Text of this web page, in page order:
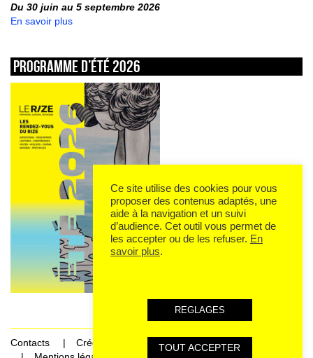
Du 30 juin au 5 septembre 2026
En savoir plus
Programme d’été 2026
Contacts
Crédits
Ce site utilise des cookies pour vous
proposer des contenus adaptés, une
aide à la navigation et un suivi
d’audience. Cet outil vous permet de
les accepter ou de les refuser. En
savoir plus.
REGLAGES
TOUT ACCEPTER